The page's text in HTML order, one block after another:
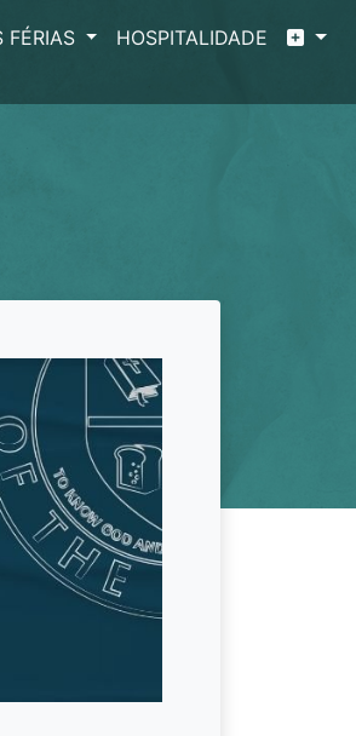
FÉRIAS HOSPITALIDADE